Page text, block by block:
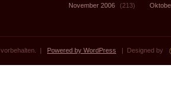
November 2006
(213)
vorbehalten. | Powered by WordPress | Designed by